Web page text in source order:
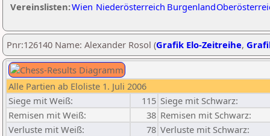
Vereinslisten:Wien Niederösterreich Burgenland
Pnr:126140 Name: Alexander Rosol (Grafik Elo-Zeitreihe,
Alle Partien ab Eloliste 1. Juli 2006
Siege mit Weiß:
115 Siege mit Schwarz:
Remisen mit Weiß:
38 Remisen mit Schwarz:
Verluste mit Weiß:
78 Verluste mit Schwarz: